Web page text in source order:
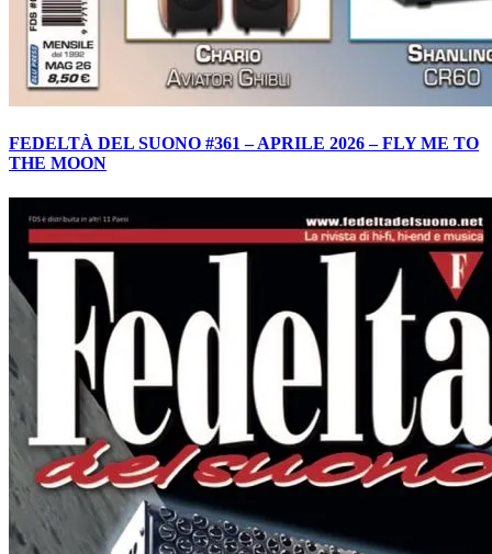
FEDELTÀ DEL SUONO #361 – APRILE 2026 – FLY ME TO
THE MOON